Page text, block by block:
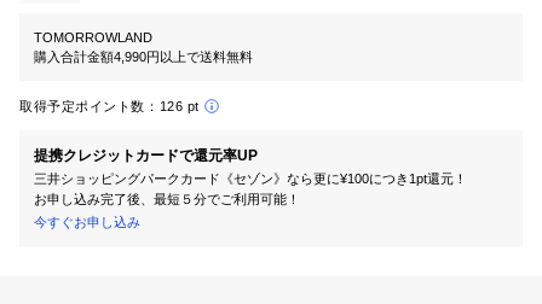
TOMORROWLAND
購入合計金額4,990円以上で送料無料
取得予定ポイント数： 126 pt
提携クレジットカードで還元率UP
三井ショッピングパークカード《セゾン》なら更に¥100につき1pt還元！
お申し込み完了後、最短５分でご利用可能！
今すぐお申し込み